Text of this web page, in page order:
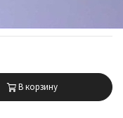
В корзину